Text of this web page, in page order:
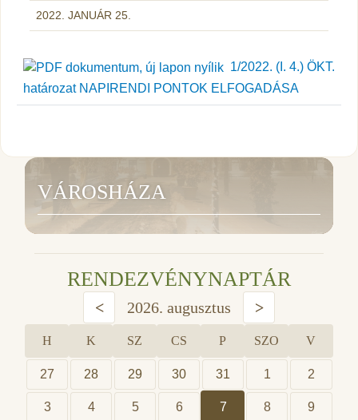
2022. JANUÁR 25.
1/2022. (I. 4.) ÖKT.
határozat NAPIRENDI PONTOK ELFOGADÁSA
VÁROSHÁZA
RENDEZVÉNYNAPTÁR
< 2026. augusztus >
H K SZ CS P SZO V
27 28 29 30 31 1 2
3 4 5 6 7 8 9